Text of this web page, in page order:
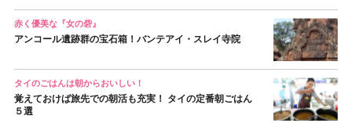
赤く優美な『女の砦』
アンコール遺跡群の宝石箱！バンテアイ・スレイ寺院
タイのごはんは朝からおいしい！
覚えておけば旅先での朝活も充実！ タイの定番朝ごはん
５選